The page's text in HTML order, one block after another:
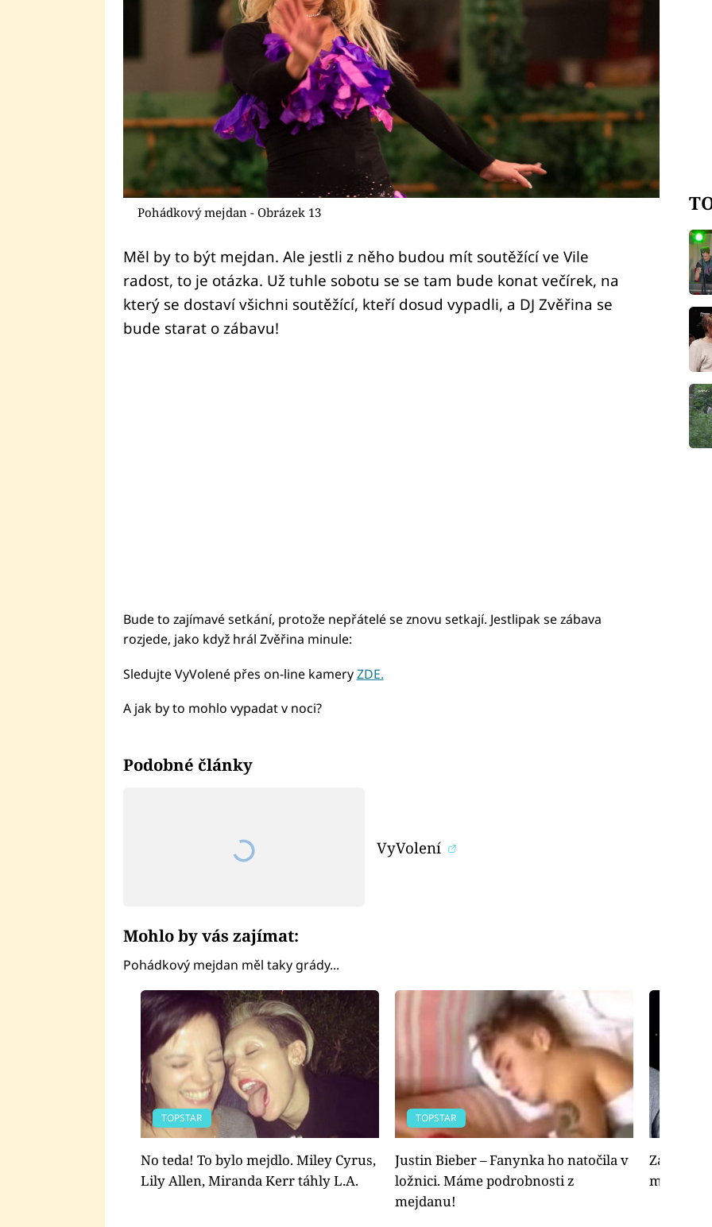
Pohádkový mejdan - Obrázek 13
Měl by to být mejdan. Ale jestli z něho budou mít soutěžící ve Vile
radost, to je otázka. Už tuhle sobotu se se tam bude konat večírek, na
který se dostaví všichni soutěžící, kteří dosud vypadli, a DJ Zvěřina se
bude starat o zábavu!
Bude to zajímavé setkání, protože nepřátelé se znovu setkají. Jestlipak se zábava
rozjede, jako když hrál Zvěřina minule:
Sledujte VyVolené přes on-line kameryZDE.
A jak by to mohlo vypadat v noci?
Podobné články
VyVolení
Mohlo by vás zajímat:
Pohádkový mejdan měl taky grády...
TOPSTAR
No teda! To bylo mejdlo. Miley Cyrus,
Lily Allen, Miranda Kerr táhly L.A.
TOPSTAR
Justin Bieber – Fanynka ho natočila v
ložnici. Máme podrobnosti z
mejdanu!
Zac
mejdan